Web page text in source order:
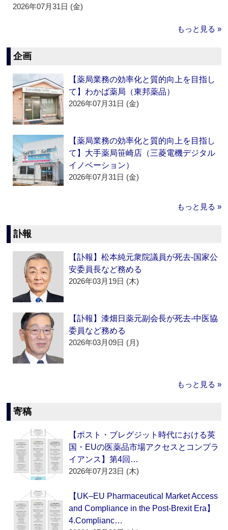
2026年07月31日 (金)
もっと見る »
企画
【薬局業務の効率化と質的向上を目指し
て】わかば薬局（東邦薬品）
2026年07月31日 (金)
【薬局業務の効率化と質的向上を目指し
て】大手薬局笹崎店（三菱電機デジタル
イノベーション）
2026年07月31日 (金)
もっと見る »
訃報
【訃報】松本純元衆院議員が死去‐国家公
安委員長など務める
2026年03月19日 (木)
【訃報】漆畑日薬元副会長が死去‐中医協
委員など務める
2026年03月09日 (月)
もっと見る »
寄稿
【ポスト・ブレグジット時代における英
国・EUの医薬品市場アクセスとコンプラ
イアンス】第4回…
2026年07月23日 (木)
【UK–EU Pharmaceutical Market Access
and Compliance in the Post-Brexit Era】
4.Complianc…